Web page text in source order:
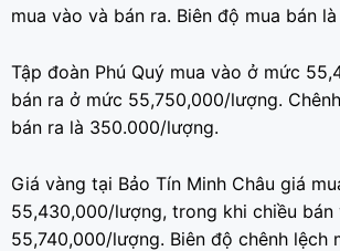
mua vào và bán ra. Biên độ mua bán
Tập đoàn Phú Quý mua vào ở mức
bán ra ở mức 55,750,000/lượng.
bán ra là 350.000/lượng.
Giá vàng tại Bảo Tín Minh Châu giá
55,430,000/lượng, trong khi chiều bán
55,740,000/lượng. Biên độ chênh lệch